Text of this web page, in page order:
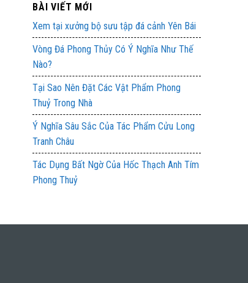
BÀI VIẾT MỚI
Xem tại xưởng bộ sưu tập đá cảnh Yên Bái
Vòng Đá Phong Thủy Có Ý Nghĩa Như Thế
Nào?
Tại Sao Nên Đặt Các Vật Phẩm Phong
Thuỷ Trong Nhà
Ý Nghĩa Sâu Sắc Của Tác Phẩm Cửu Long
Tranh Châu
Tác Dụng Bất Ngờ Của Hốc Thạch Anh Tím
Phong Thuỷ